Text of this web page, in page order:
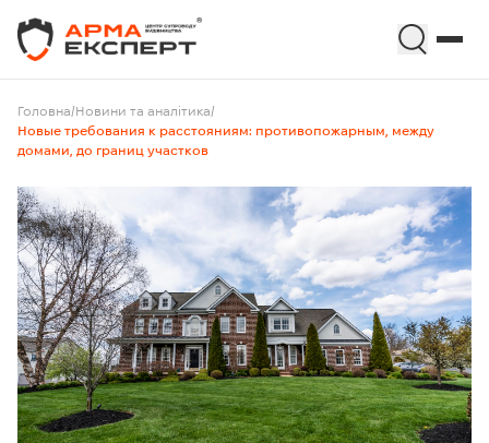
Головна/Новини та аналітика/
Новые требования к расстояниям: противопожарным, между
домами, до границ участков